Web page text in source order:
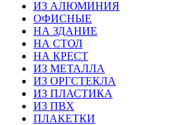
ИЗ АЛЮМИНИЯ
ОФИСНЫЕ
НА ЗДАНИЕ
НА СТОЛ
НА КРЕСТ
ИЗ МЕТАЛЛА
ИЗ ОРГСТЕКЛА
ИЗ ПЛАСТИКА
ИЗ ПВХ
ПЛАКЕТКИ